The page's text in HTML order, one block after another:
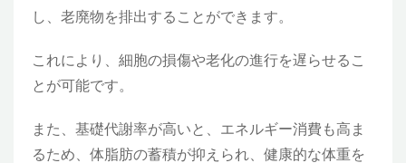
し、老廃物を排出することができます。
これにより、細胞の損傷や老化の進行を遅らせるこ
とが可能です。
また、基礎代謝率が高いと、エネルギー消費も高ま
るため、体脂肪の蓄積が抑えられ、健康的な体重を